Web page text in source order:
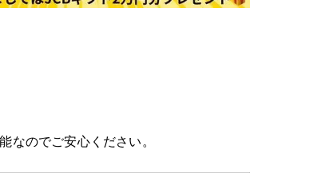
のでご安心ください。